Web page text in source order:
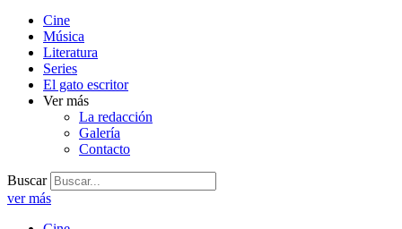
Cine
Música
Literatura
Series
El gato escritor
Ver más
La redacción
Galería
Contacto
Buscar
ver más